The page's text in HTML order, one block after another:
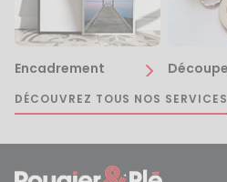
Encadrement
DÉCOUVREZ TOUS NOS SERVICES